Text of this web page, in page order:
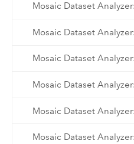
Mosaic Dataset
Mosaic Dataset
Mosaic Dataset
Mosaic Dataset
Mosaic Dataset
Mosaic Dataset